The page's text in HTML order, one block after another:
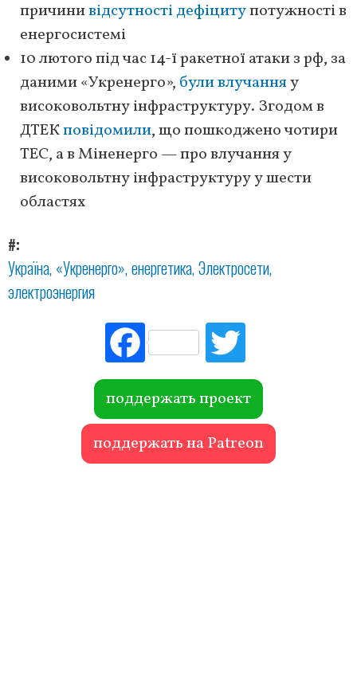
причинивідсутності дефіцитупотужності в
енергосистемі
10 лютого під час 14-ї ракетної атаки з рф, за
даними «Укренерго», були влучанняу
високовольтну інфраструктуру. Згодом в
ДТЕКповідомили, що пошкоджено чотири
ТЕС, а в Міненерго — про влучання у
високовольтну інфраструктуру у шести
областях
#
Україна «Укренерго» енергетика Электросети
электроэнергия
Fac
ebo
ok r
поддержать проект
поддержать на Patreon